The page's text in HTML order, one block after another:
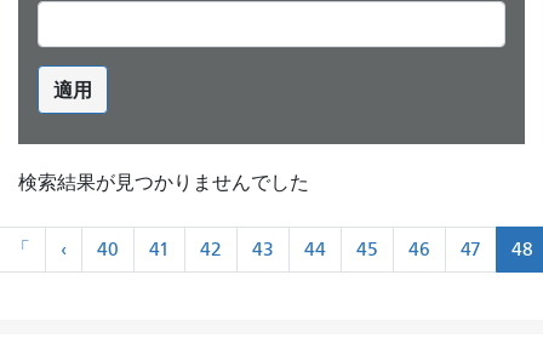
適用
検索結果が見つかりませんでした
ペ
ー
「 «
最
‹«
前
40 41 42 43 44 45 46 47 48